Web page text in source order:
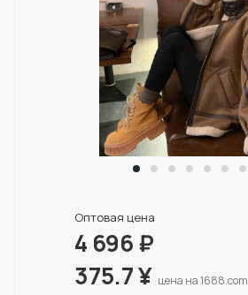
Оптовая цена
4 696₽
375.7¥ цена на 1688.com